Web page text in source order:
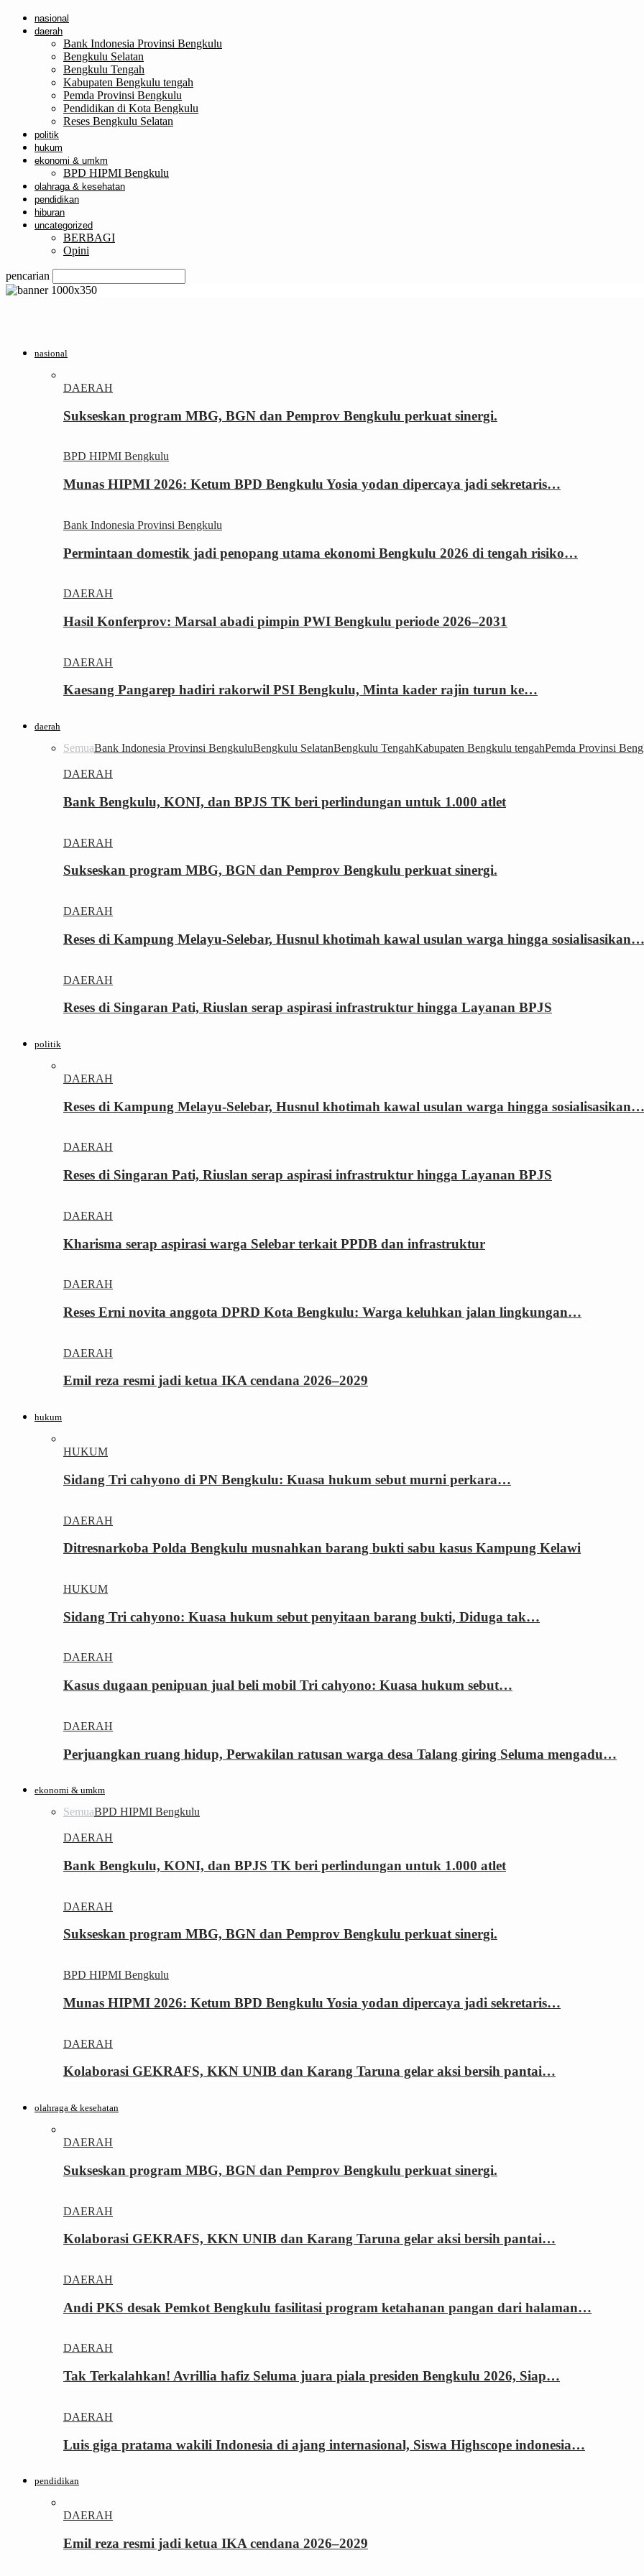
nasional
daerah
Bank Indonesia Provinsi Bengkulu
Bengkulu Selatan
Bengkulu Tengah
Kabupaten Bengkulu tengah
Pemda Provinsi Bengkulu
Pendidikan di Kota Bengkulu
Reses Bengkulu Selatan
politik
hukum
ekonomi & umkm
BPD HIPMI Bengkulu
olahraga & kesehatan
pendidikan
hiburan
uncategorized
BERBAGI
Opini
pencarian
nasional
DAERAH
Sukseskan program MBG, BGN dan Pemprov Bengkulu perkuat sinergi.
BPD HIPMI Bengkulu
Munas HIPMI 2026: Ketum BPD Bengkulu Yosia yodan dipercaya jadi sekretaris…
Bank Indonesia Provinsi Bengkulu
Permintaan domestik jadi penopang utama ekonomi Bengkulu 2026 di tengah risiko…
DAERAH
Hasil Konferprov: Marsal abadi pimpin PWI Bengkulu periode 2026–2031
DAERAH
Kaesang Pangarep hadiri rakorwil PSI Bengkulu, Minta kader rajin turun ke…
daerah
SemuaBank Indonesia Provinsi BengkuluBengkulu SelatanBengkulu TengahKabupaten Bengkulu tengahPemda Provinsi
DAERAH
Bank Bengkulu, KONI, dan BPJS TK beri perlindungan untuk 1.000 atlet
DAERAH
Sukseskan program MBG, BGN dan Pemprov Bengkulu perkuat sinergi.
DAERAH
Reses di Kampung Melayu-Selebar, Husnul khotimah kawal usulan warga hingga sosialisasikan…
DAERAH
Reses di Singaran Pati, Riuslan serap aspirasi infrastruktur hingga Layanan BPJS
politik
DAERAH
Reses di Kampung Melayu-Selebar, Husnul khotimah kawal usulan warga hingga sosialisasikan…
DAERAH
Reses di Singaran Pati, Riuslan serap aspirasi infrastruktur hingga Layanan BPJS
DAERAH
Kharisma serap aspirasi warga Selebar terkait PPDB dan infrastruktur
DAERAH
Reses Erni novita anggota DPRD Kota Bengkulu: Warga keluhkan jalan lingkungan…
DAERAH
Emil reza resmi jadi ketua IKA cendana 2026–2029
hukum
HUKUM
Sidang Tri cahyono di PN Bengkulu: Kuasa hukum sebut murni perkara…
DAERAH
Ditresnarkoba Polda Bengkulu musnahkan barang bukti sabu kasus Kampung Kelawi
HUKUM
Sidang Tri cahyono: Kuasa hukum sebut penyitaan barang bukti, Diduga tak…
DAERAH
Kasus dugaan penipuan jual beli mobil Tri cahyono: Kuasa hukum sebut…
DAERAH
Perjuangkan ruang hidup, Perwakilan ratusan warga desa Talang giring Seluma mengadu…
ekonomi & umkm
SemuaBPD HIPMI Bengkulu
DAERAH
Bank Bengkulu, KONI, dan BPJS TK beri perlindungan untuk 1.000 atlet
DAERAH
Sukseskan program MBG, BGN dan Pemprov Bengkulu perkuat sinergi.
BPD HIPMI Bengkulu
Munas HIPMI 2026: Ketum BPD Bengkulu Yosia yodan dipercaya jadi sekretaris…
DAERAH
Kolaborasi GEKRAFS, KKN UNIB dan Karang Taruna gelar aksi bersih pantai…
olahraga & kesehatan
DAERAH
Sukseskan program MBG, BGN dan Pemprov Bengkulu perkuat sinergi.
DAERAH
Kolaborasi GEKRAFS, KKN UNIB dan Karang Taruna gelar aksi bersih pantai…
DAERAH
Andi PKS desak Pemkot Bengkulu fasilitasi program ketahanan pangan dari halaman…
DAERAH
Tak Terkalahkan! Avrillia hafiz Seluma juara piala presiden Bengkulu 2026, Siap…
DAERAH
Luis giga pratama wakili Indonesia di ajang internasional, Siswa Highscope indonesia…
pendidikan
DAERAH
Emil reza resmi jadi ketua IKA cendana 2026–2029